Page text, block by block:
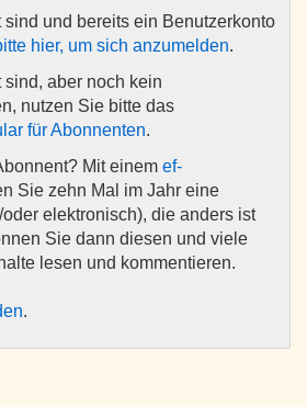
und bereits ein Benutzerkonto
hier, um sich anzumelden.
aber noch kein
nutzen Sie bitte das
für Abonnenten.
Mit einem ef-
Sie zehn Mal im Jahr eine
elektronisch), die anders ist
Sie dann diesen und viele
lesen und kommentieren.
.